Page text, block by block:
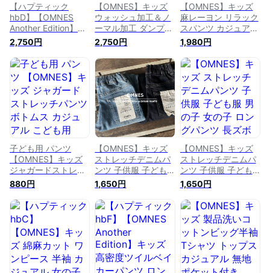
【ハプティック
hbD】【OMNES
Another Edition】キ
ッズ ストレッチダン
ボールニット イージ
ーパンツ 長ズボン
ロングパンツ カジュ
アル テックダンボー
ル素材 100cm
110cm 120cm
130cm 140cm
HAPTIC ハプティッ
ク 母の日
2,750円
【OMNES】キッズ
ウォッシュ加工＆ノ
ーマル加工 ダンプサ
ーカスパンツ KIDS
子供服 子ども服 イ
ージーパンツ ロング
パンツ 長ズボン コ
ットンダンプ バルー
ン 100cm 110cm
120cm 130cm
140cm HAPTIC ハプ
ティック
2,750円
【OMNES】キッズ
麻レーヨン リラック
スパンツ カジュアル
ロングパンツ 長ズボ
ン 100cm 110cm
120cm 130cm
140cm HAPTIC ハプ
ティック 2021/ss
新商品 母の日
1,980円
子ども用 パンツ
【OMNES】キッズ
ジャガードストレッ
チパンツ ボトムス
カジュアル こども用
80cm 90cm 100cm
110cm 120cm
130cm 140cm
HAPTIC ハプティッ
ク 母の日
880円
【OMNES】キッズ
ストレッチデニムパ
ンツ 子供服 子ども
服 男の子 女の子 ロ
ングパンツ 長ズボン
100cm 110cm
120cm 130cm
140cm 150cm カジ
ュアル HAPTIC ハプ
ティック
1,650円
【OMNES】キッズ
ストレッチデニムパ
ンツ 子供服 子ども
服 男の子 女の子 ロ
ングパンツ 長ズボン
100cm 110cm
120cm 130cm
140cm カジュアル
HAPTIC ハプティッ
ク【Aクーポン対
象】
1,650円